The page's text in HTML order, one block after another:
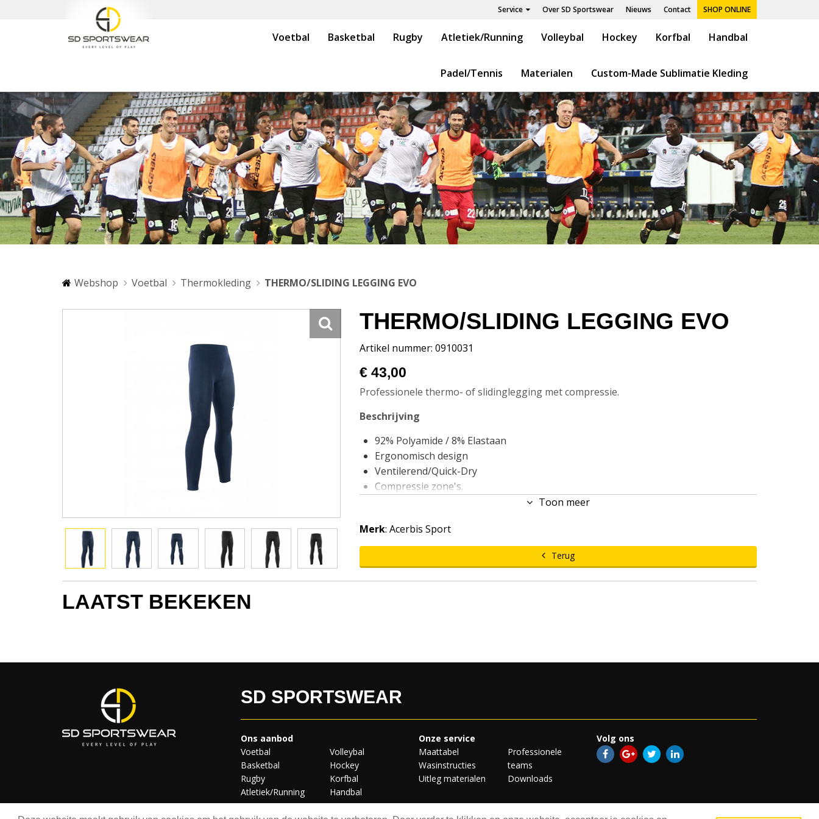
Service Over SD Sportswear Nieuws Contact SHOP ONLINE
Voetbal Basketbal Rugby Atletiek/Running Volleybal Hockey Korfbal Handbal
Padel/Tennis Materialen Custom-Made Sublimatie Kleding
Webshop Voetbal Thermokleding THERMO/SLIDING LEGGING EVO
THERMO/SLIDING LEGGING EVO
Artikel nummer: 0910031
€ 43,00
Professionele thermo- of slidinglegging met compressie.
Beschrijving
92% Polyamide / 8% Elastaan
Ergonomisch design
Ventilerend/Quick-Dry
Compressie zone's.
Maten: 4XS/3XS, XXS/XS, S/M en L/XL
Toon meer
Merk: Acerbis Sport
Terug
LAATST BEKEKEN
SD SPORTSWEAR
Ons aanbod
Voetbal
Basketbal
Rugby
Atletiek/Running
Volleybal
Hockey
Korfbal
Handbal
Onze service
Maattabel
Wasinstructies
Uitleg materialen
Professionele
teams
Downloads
Volg ons